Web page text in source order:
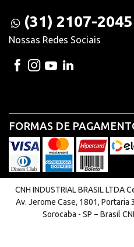
(31) 2107-2045
Nossas Redes Sociais
FORMAS DE
CNH INDUSTRIAL BRASIL LTDA
Av. Jerome Case, 1801, Portaria
Sorocaba - SP − Brasil